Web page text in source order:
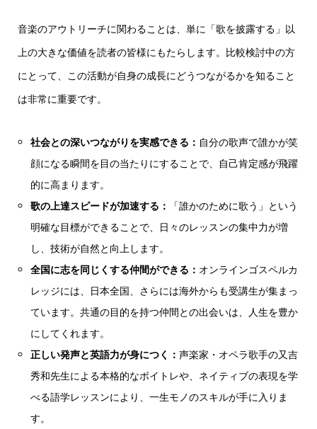
音楽のアウトリーチに関わることは、単に「歌を披露する」以
上の大きな価値を読者の皆様にもたらします。比較検討中の方
にとって、この活動が自身の成長にどうつながるかを知ること
は非常に重要です。
社会との深いつながりを実感できる： 自分の歌声で誰かが笑
顔になる瞬間を目の当たりにすることで、自己肯定感が飛躍
的に高まります。
歌の上達スピードが加速する：
「誰かのために歌う」という
明確な目標ができることで、日々のレッスンの集中力が増
し、技術が自然と向上します。
全国に志を同じくする仲間ができる： オンラインゴスペルカ
レッジには、日本全国、さらには海外からも受講生が集まっ
ています。共通の目的を持つ仲間との出会いは、人生を豊か
にしてくれます。
正しい発声と英語力が身につく：声楽家・オペラ歌手の又吉
秀和先生による本格的なボイトレや、ネイティブの表現を学
べる語学レッスンにより、一生モノのスキルが手に入りま
す。